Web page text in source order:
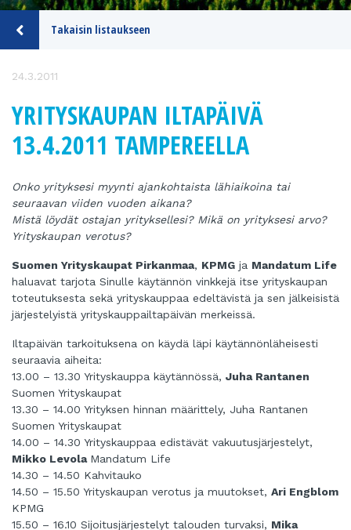
Takaisin listaukseen
24.3.2011
YRITYSKAUPAN ILTAPÄIVÄ
13.4.2011 TAMPEREELLA
Onko yrityksesi myynti ajankohtaista lähiaikoina tai
seuraavan viiden vuoden aikana?
Mistä löydät ostajan yrityksellesi? Mikä on yrityksesi arvo?
Yrityskaupan verotus?
Suomen Yrityskaupat Pirkanmaa, KPMG ja Mandatum Life
haluavat tarjota Sinulle käytännön vinkkejä itse yrityskaupan
toteutuksesta sekä yrityskauppaa edeltävistä ja sen jälkeisistä
järjestelyistä yrityskauppailtapäivän merkeissä.
Iltapäivän tarkoituksena on käydä läpi käytännönläheisesti
seuraavia aiheita:
13.00 – 13.30 Yrityskauppa käytännössä, Juha Rantanen
Suomen Yrityskaupat
13.30 – 14.00 Yrityksen hinnan määrittely, Juha Rantanen
Suomen Yrityskaupat
14.00 – 14.30 Yrityskauppaa edistävät vakuutusjärjestelyt,
Mikko Levola Mandatum Life
14.30 – 14.50 Kahvitauko
14.50 – 15.50 Yrityskaupan verotus ja muutokset, Ari Engblom
KPMG
15.50 – 16.10 Sijoitusjärjestelyt talouden turvaksi, Mika